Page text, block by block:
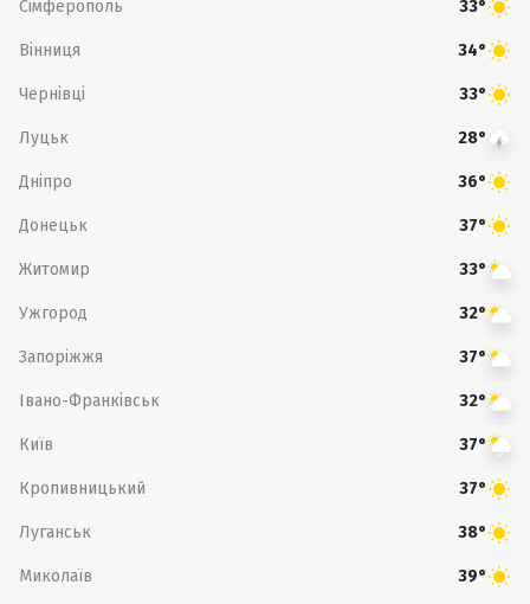
Сімферополь 33°
Вінниця 34°
Чернівці 33°
Луцьк 28°
Дніпро 36°
Донецьк 37°
Житомир 33°
Ужгород 32°
Запоріжжя 37°
Івано-Франківськ 32°
Київ 37°
Кропивницький 37°
Луганськ 38°
Миколаїв 39°